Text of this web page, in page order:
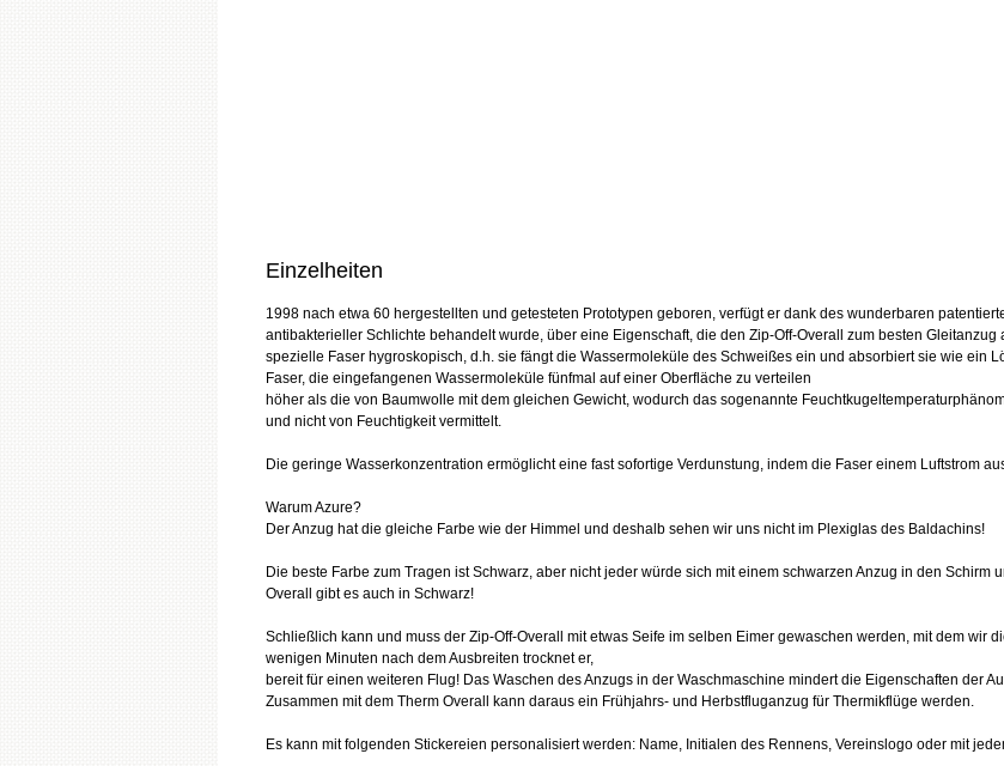
Einzelheiten
1998 nach etwa 60 hergestellten und getesteten Prototypen geboren, verfügt er dank des wunderbaren
antibakterieller Schlichte behandelt wurde, über eine Eigenschaft, die den Zip-Off-Overall zum besten Gleitanzug
spezielle Faser hygroskopisch, d.h. sie fängt die Wassermoleküle des Schweißes ein und absorbiert sie wie ein
Faser, die eingefangenen Wassermoleküle fünfmal auf einer Oberfläche zu verteilen
höher als die von Baumwolle mit dem gleichen Gewicht, wodurch das sogenannte
und nicht von Feuchtigkeit vermittelt.
Die geringe Wasserkonzentration ermöglicht eine fast sofortige Verdunstung, indem die Faser einem Luftstrom
Warum Azure?
Der Anzug hat die gleiche Farbe wie der Himmel und deshalb sehen wir uns nicht im Plexiglas des Baldachins!
Die beste Farbe zum Tragen ist Schwarz, aber nicht jeder würde sich mit einem schwarzen Anzug in den Schirm
Overall gibt es auch in Schwarz!
Schließlich kann und muss der Zip-Off-Overall mit etwas Seife im selben Eimer gewaschen werden, mit dem wir
wenigen Minuten nach dem Ausbreiten trocknet er,
bereit für einen weiteren Flug! Das Waschen des Anzugs in der Waschmaschine mindert die Eigenschaften der
Zusammen mit dem Therm Overall kann daraus ein Frühjahrs- und Herbstfluganzug für Thermikflüge werden.
Es kann mit folgenden Stickereien personalisiert werden: Name, Initialen des Rennens, Vereinslogo oder mit